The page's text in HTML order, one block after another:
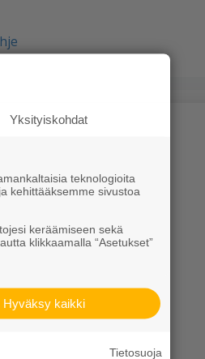
Yksityiskohdat
teknologioita
kehittääksemme sivustoa
keräämiseen sekä
klikkaamalla “Asetukset”
Hyväksy kaikki
Tietosuoja